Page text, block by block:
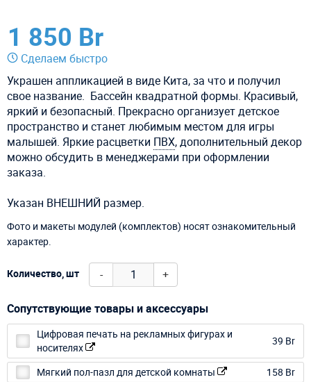
1 850 Br
Сделаем быстро
Украшен аппликацией в виде Кита, за что и получил
свое название. Бассейн квадратной формы. Красивый,
яркий и безопасный. Прекрасно организует детское
пространство и станет любимым местом для игры
малышей. Яркие расцветки ПВХ, дополнительный декор
можно обсудить в менеджерами при оформлении
заказа.
Указан ВНЕШНИЙ размер.
Фото и макеты модулей (комплектов) носят ознакомительный
характер.
Количество, шт - +
Сопутствующие товары и аксессуары
Цифровая печать на рекламных фигурах и
носителях
39 Br
Мягкий пол-пазл для детской комнаты
158 Br